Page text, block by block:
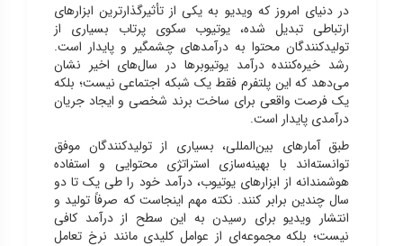
در دنیای امروز که ویدیو به یکی از تأثیرگذارترین ابزارهای
ارتباطی تبدیل شده، یوتیوب سکوی پرتاب بسیاری از
تولیدکنندگان محتوا به درآمدهای چشمگیر و پایدار است.
رشد خیره‌کننده درآمد یوتیوبرها در سال‌های اخیر نشان
می‌دهد که این پلتفرم فقط یک شبکه اجتماعی نیست؛ بلکه
یک فرصت واقعی برای ساخت برند شخصی و ایجاد جریان
درآمدی پایدار است.
طبق آمارهای بین‌المللی، بسیاری از تولیدکنندگان موفق
توانسته‌اند با بهینه‌سازی استراتژی محتوایی و استفاده
هوشمندانه از ابزارهای یوتیوب، درآمد خود را طی یک تا دو
سال چندین برابر کنند. نکته مهم اینجاست که صرفاً تولید و
انتشار ویدیو برای رسیدن به این سطح از درآمد کافی
نیست؛ بلکه مجموعه‌ای از عوامل کلیدی مانند نرخ تعامل